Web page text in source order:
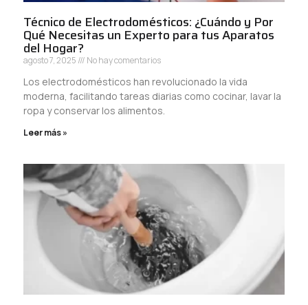
Técnico de Electrodomésticos: ¿Cuándo y Por
Qué Necesitas un Experto para tus Aparatos
del Hogar?
agosto 7, 2025 No hay comentarios
Los electrodomésticos han revolucionado la vida
moderna, facilitando tareas diarias como cocinar, lavar la
ropa y conservar los alimentos.
Leer más »